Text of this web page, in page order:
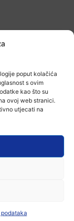
poput kolačića
s ovim
kao što su
ovoj web stranici.
utjecati na
priče i
su
i
smanjenje
vode